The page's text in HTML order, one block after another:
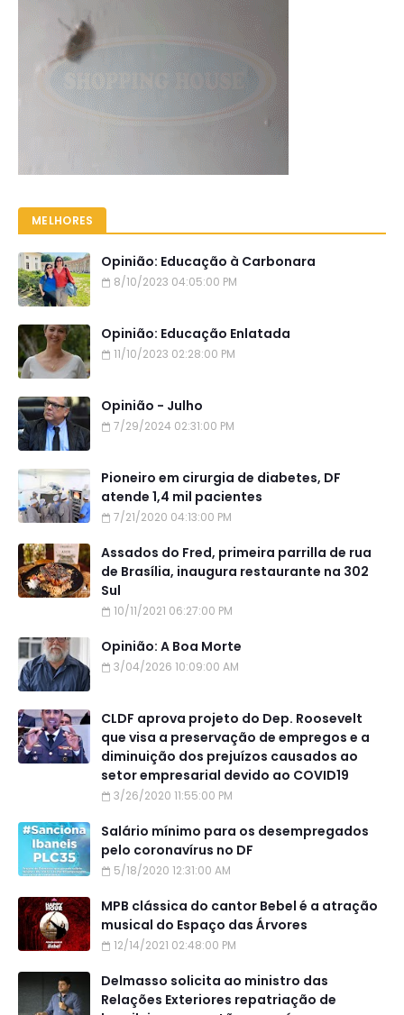
MELHORES
Opinião: Educação à Carbonara
8/10/2023 04:05:00 PM
Opinião: Educação Enlatada
11/10/2023 02:28:00 PM
Opinião - Julho
7/29/2024 02:31:00 PM
Pioneiro em cirurgia de diabetes, DF
atende 1,4 mil pacientes
7/21/2020 04:13:00 PM
Assados do Fred, primeira parrilla de rua
de Brasília, inaugura restaurante na 302
Sul
10/11/2021 06:27:00 PM
Opinião: A Boa Morte
3/04/2026 10:09:00 AM
CLDF aprova projeto do Dep. Roosevelt
que visa a preservação de empregos e a
diminuição dos prejuízos causados ao
setor empresarial devido ao COVID19
3/26/2020 11:55:00 PM
Salário mínimo para os desempregados
pelo coronavírus no DF
5/18/2020 12:31:00 AM
MPB clássica do cantor Bebel é a atração
musical do Espaço das Árvores
12/14/2021 02:48:00 PM
Delmasso solicita ao ministro das
Relações Exteriores repatriação de